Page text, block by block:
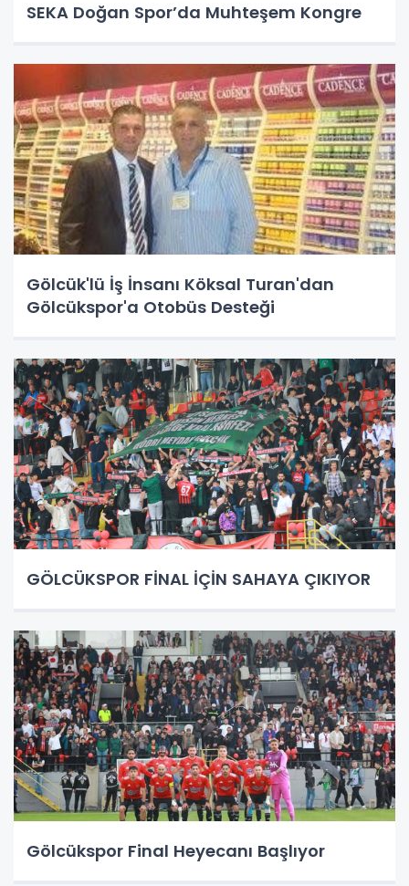
SEKA Doğan Spor’da Muhteşem Kongre
Gölcük'lü İş İnsanı Köksal Turan'dan
Gölcükspor'a Otobüs Desteği
GÖLCÜKSPOR FİNAL İÇİN SAHAYA ÇIKIYOR
Gölcükspor Final Heyecanı Başlıyor